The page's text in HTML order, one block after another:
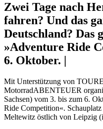
Zwei Tage nach
fahren? Und das
Deutschland? Das
»Adventure Ride
6. Oktober. |
Mit Unterstützung von
MotorradABENTEUER
Sachsen) vom 3. bis zum 6.
Ride Competition«.
Meltewitz östlich von Leipzig